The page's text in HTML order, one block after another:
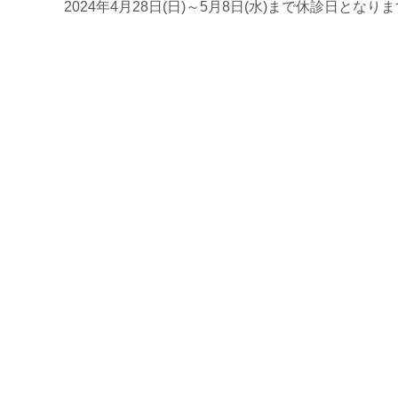
2024年4月28日(日)～5月8日(水)まで休診日となり